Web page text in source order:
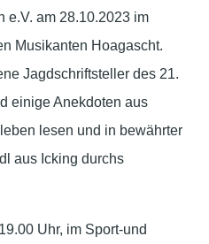
e.V. am 28.10.2023 im
Musikanten Hoagascht.
Jagdschriftsteller des 21.
einige Anekdoten aus
lesen und in bewährter
aus Icking durchs
Uhr, im Sport-und